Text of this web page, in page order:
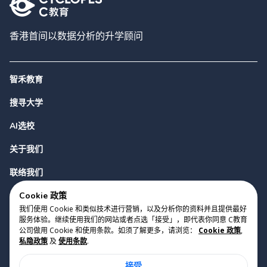
香港首间以数据分析的升学顾问
智禾教育
搜寻大学
AI选校
关于我们
联络我们
版权 2023 Cyclopes® •
Cookie 政策
我们使用 Cookie 和类似技术进行营销，以及分析你的资料并且提供最好
服务体验。继续使用我们的网站或者点选「接受」，即代表你同意 C教育
公司做用 Cookie 和使用条款。如须了解更多，请浏览：
Cookie 政策,
私隐政策及 使用条款.